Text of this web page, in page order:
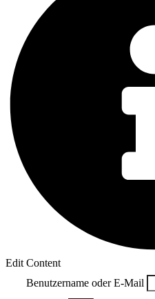
Edit Content
Benutzername oder E-Mail